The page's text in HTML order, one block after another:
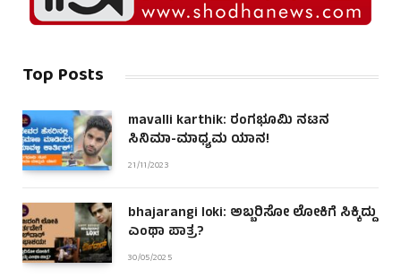
Top Posts
mavalli karthik: ರಂಗಭೂಮಿ ನಟನ
ಸಿನಿಮಾ-ಮಾಧ್ಯಮ ಯಾನ!
21/11/2023
bhajarangi loki: ಅಬ್ಬರಿಸೋ ಲೋಕಿಗೆ ಸಿಕ್ಕಿದ್ದು
ಎಂಥಾ ಪಾತ್ರ?
30/05/2025